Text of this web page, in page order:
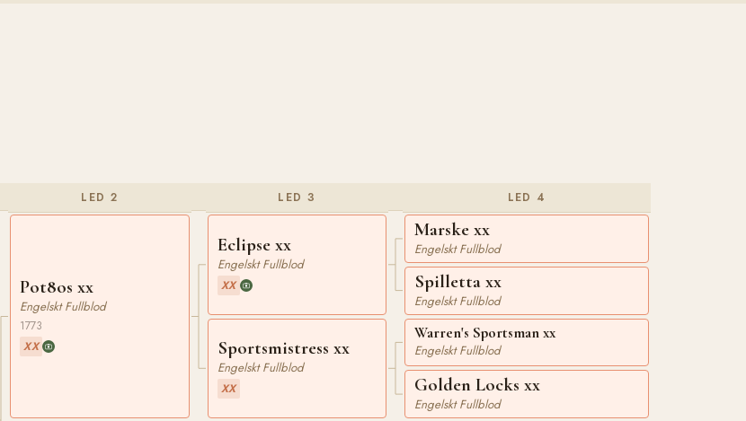
LED 2
Pot8os xx
Engelskt Fullblod
1773
XX
LED 3
Eclipse xx
Engelskt Fullblod
XX
Sportsmistress xx
Engelskt Fullblod
XX
LED 4
Marske xx
Engelskt Fullblod
Spilletta xx
Engelskt Fullblod
Warren's Sportsman xx
Engelskt Fullblod
Golden Locks xx
Engelskt Fullblod